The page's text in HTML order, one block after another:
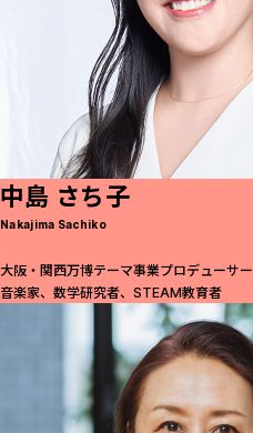
中島 さち子
Nakajima Sachiko
大阪・関西万博テーマ事業プロデューサー
音楽家、数学研究者、STEAM教育者